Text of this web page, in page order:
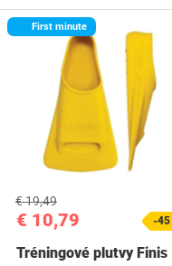
First minute
€ 10,79
€ 19,49
-45
Tréningové plutvy Finis